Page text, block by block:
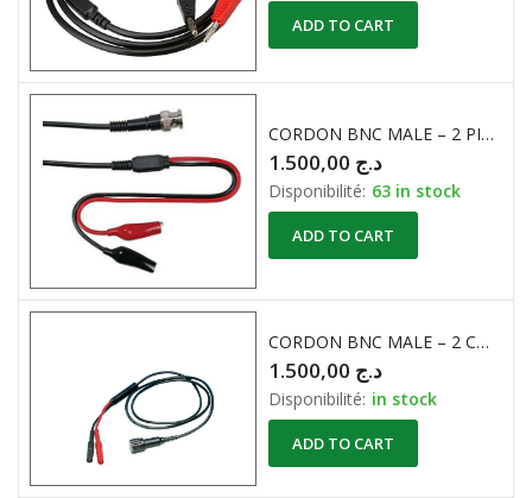
ADD TO CART
CORDON BNC MALE – 2 PINCES CROCODILES 1Mètre
د.ج
Disponibilité: 63 in stock
ADD TO CART
CORDON BNC MALE – 2 CONNECTEURS BANANES 4mm PRO ISOLE 1Mètre
د.ج
Disponibilité: in stock
ADD TO CART